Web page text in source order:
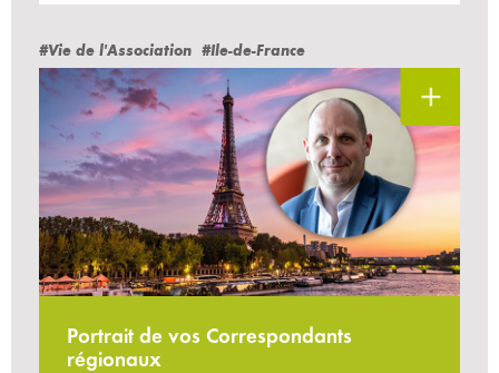
#Vie de l'Association #Ile-de-France
Portrait de vos Correspondants
régionaux